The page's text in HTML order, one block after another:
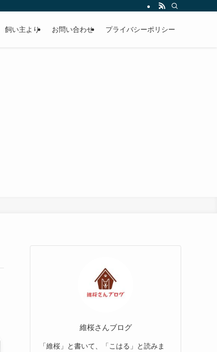
飼い主より お問い合わせ プライバシーポリシー
維桜さんブログ
「維桜」と書いて、「こはる」と読みま